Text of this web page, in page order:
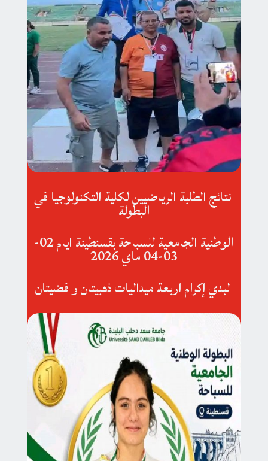
نتائج الطلبة الرياضيين لكلية التكنولوجيا في
البطولة
الوطنية الجامعية للسباحة بقسنطينة ايام 02-
03-04 ماي 2026
لبدي إكرام اربعة ميداليات ذهبيتان و فضيتان